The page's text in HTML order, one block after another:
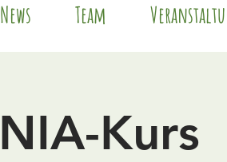
News Team
NIA-Kurs